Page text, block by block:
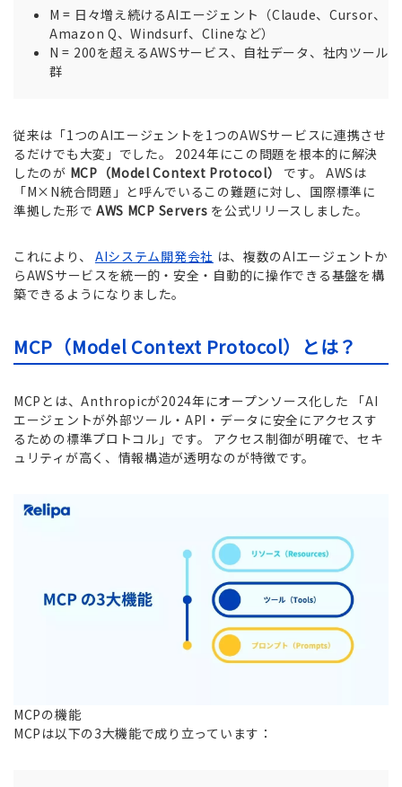
M = 日々増え続けるAIエージェント（Claude、Cursor、
Amazon Q、Windsurf、Clineなど）
N = 200を超えるAWSサービス、自社データ、社内ツール
群
従来は「1つのAIエージェントを1つのAWSサービスに連携させ
るだけでも大変」でした。 2024年にこの問題を根本的に解決
したのが MCP（Model Context Protocol）
です。 AWSは
「M×N統合問題」と呼んでいるこの難題に対し、国際標準に
準拠した形で AWS MCP Servers を公式リリースしました。
これにより、 AIシステム開発会社 は、複数のAIエージェントか
らAWSサービスを統一的・安全・自動的に操作できる基盤を構
築できるようになりました。
MCP（Model Context Protocol）とは？
MCPとは、Anthropicが2024年にオープンソース化した 「AI
エージェントが外部ツール・API・データに安全にアクセスす
るための標準プロトコル」です。 アクセス制御が明確で、セキ
ュリティが高く、情報構造が透明なのが特徴です。
MCPの機能
MCPは以下の3大機能で成り立っています：